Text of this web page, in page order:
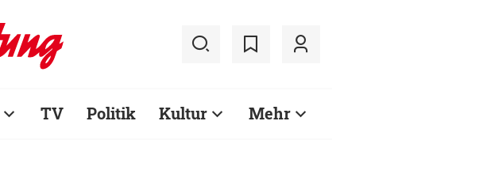
TV Politik Kultur Mehr